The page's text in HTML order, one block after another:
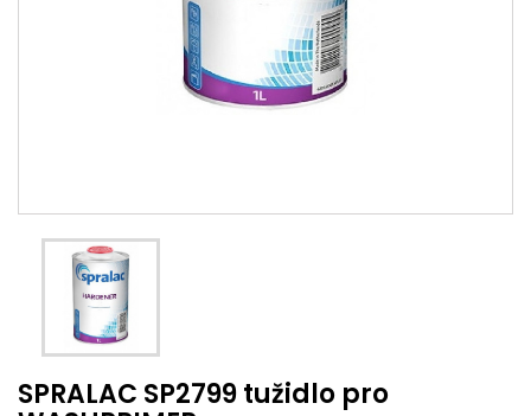
SPRALAC SP2799 tužidlo pro